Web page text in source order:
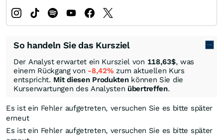
So handeln Sie das Kursziel
Der Analyst erwartet ein Kursziel von 118,63$, was
einem Rückgang von -8,42% zum aktuellen Kurs
entspricht. Mit diesen Produktenkönnen Sie die
Kurserwartungen des Analysten übertreffen.
Es ist ein Fehler aufgetreten, versuchen Sie es bitte später
erneut
Es ist ein Fehler aufgetreten, versuchen Sie es bitte später